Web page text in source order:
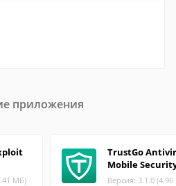
приложения
МБ)
TrustGo
Mobile
Версия: 3.1.0